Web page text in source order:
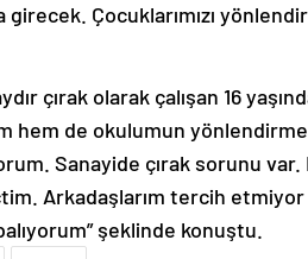
girecek. Çocuklarımızı
çırak olarak çalışan 16
hem de okulumun
Sanayide çırak sorunu var.
Arkadaşlarım tercih
şeklinde konuştu.